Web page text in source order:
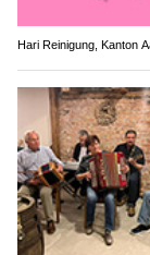
Hari Reinigung, Kanton